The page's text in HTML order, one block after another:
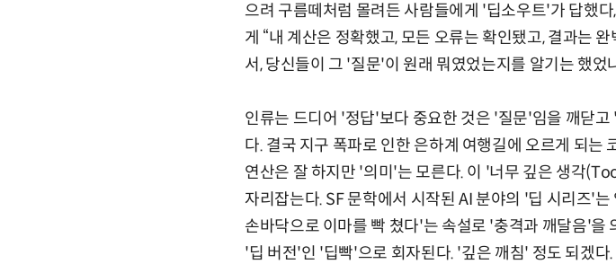
으려 구름떼처럼 몰려든 사람들에게 '딥소우트'가 답했다
게 “내 계산은 정확했고, 모든 오류는 확인됐고, 결과는
서, 당신들이 그 '질문'이 원래 뭐였었는지를 알기는 했었
인류는 드디어 '정답'보다 중요한 것은 '질문'임을 깨닫
다. 결국 지구 폭파로 인한 은하계 여행길에 오르게 되는
연산은 잘 하지만 '의미'는 모른다. 이 '너무 깊은 생각
자리잡는다. SF 문학에서 시작된 AI 분야의 '딥 시리즈'
손바닥으로 이마를 빡 쳤다'는 속설로 '충격과 깨달음'
'딥 버전'인 '딥빡'으로 회자된다. '깊은 깨침' 정도 되겠다.